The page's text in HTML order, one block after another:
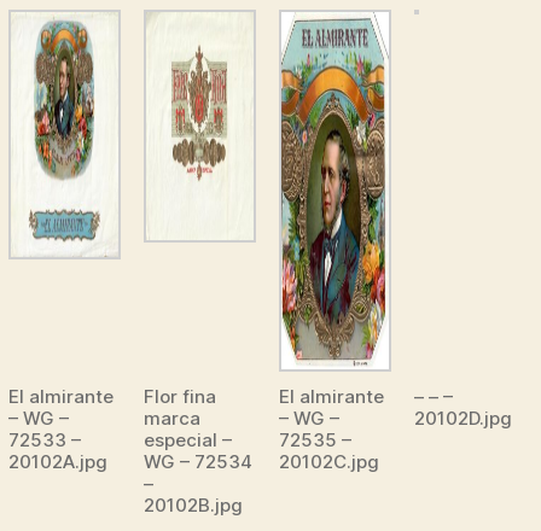
El almirante
– WG –
72533 –
20102A.jpg
Flor fina
marca
especial –
WG – 72534
–
20102B.jpg
El almirante
– WG –
72535 –
20102C.jpg
– – –
20102D.jpg